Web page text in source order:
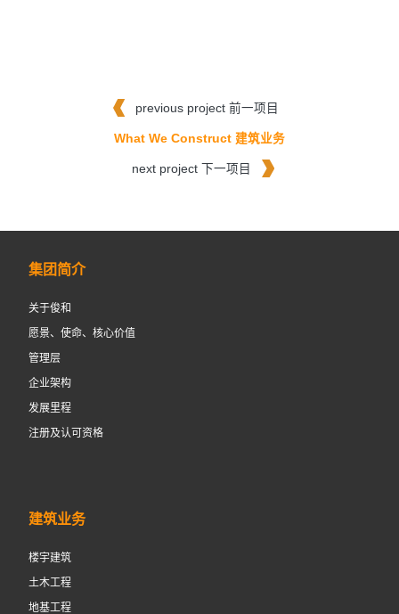
previous project 前一项目
What We Construct 建筑业务
next project 下一项目
集团简介
关于俊和
愿景、使命、核心价值
管理层
企业架构
发展里程
注册及认可资格
建筑业务
楼宇建筑
土木工程
地基工程